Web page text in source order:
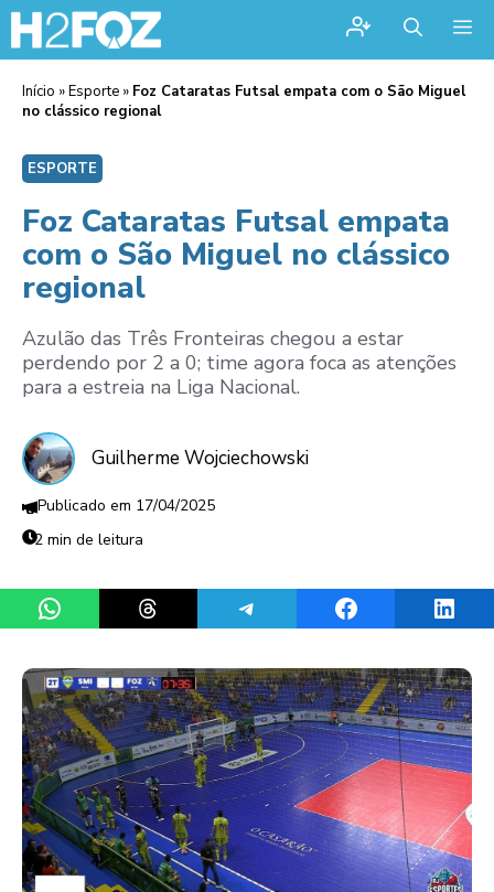
Início »Esporte » Foz Cataratas Futsal empata com o São Miguel
no clássico regional
ESPORTE
Foz Cataratas Futsal empata
com o São Miguel no clássico
regional
Azulão das Três Fronteiras chegou a estar
perdendo por 2 a 0; time agora foca as atenções
para a estreia na Liga Nacional.
Guilherme Wojciechowski
17/04/2025
2 min de leitura
Share on WhatsAppShare on ThreadsShare on TelegramShare on Facebook